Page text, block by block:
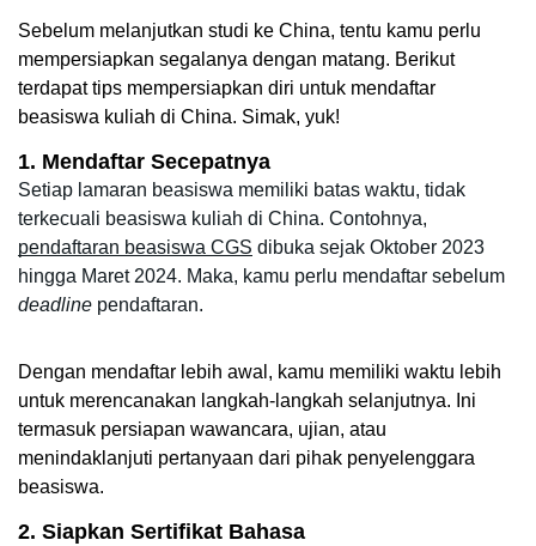
Sebelum melanjutkan studi ke China, tentu kamu perlu
mempersiapkan segalanya dengan matang. Berikut
terdapat tips mempersiapkan diri untuk mendaftar
beasiswa kuliah di China. Simak, yuk!
1. Mendaftar Secepatnya
Setiap lamaran beasiswa memiliki batas waktu, tidak
pendaftaran beasiswa CGS dibuka sejak Oktober 2023
deadline pendaftaran.
Dengan mendaftar lebih awal, kamu memiliki waktu lebih
untuk merencanakan langkah-langkah selanjutnya. Ini
termasuk persiapan wawancara, ujian, atau
menindaklanjuti pertanyaan dari pihak penyelenggara
beasiswa.
2. Siapkan Sertifikat Bahasa